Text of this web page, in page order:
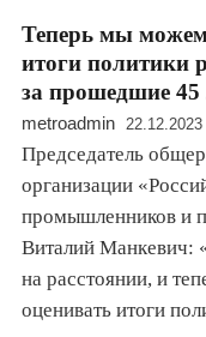
Теперь мы
итоги политики
за прошедшие 45
metroadmin 22.12.2023
Председатель
организации
промышленников и
Виталий Манкевич:
на расстоянии, и
оценивать итоги